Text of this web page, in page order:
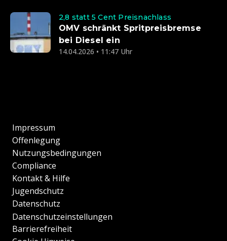
2,8 statt 5 Cent Preisnachlass
OMV schränkt Spritpreisbremse
bei Diesel ein
14.04.2026 • 11:47 Uhr
Impressum
Offenlegung
Nutzungsbedingungen
Compliance
Kontakt & Hilfe
Jugendschutz
Datenschutz
Datenschutzeinstellungen
Barrierefreiheit